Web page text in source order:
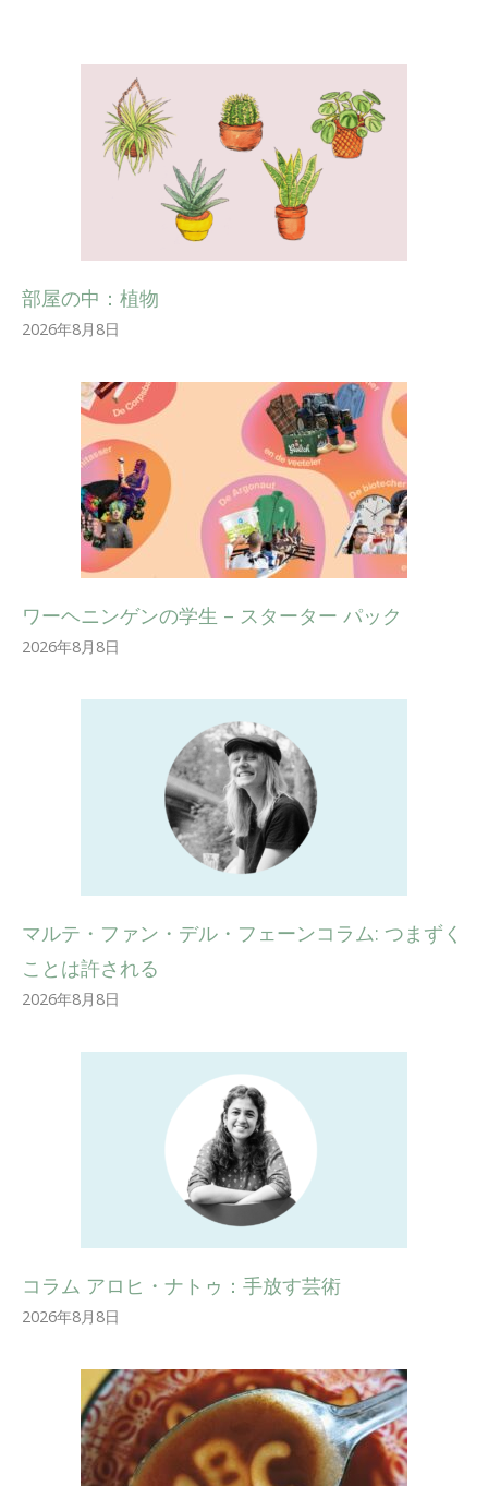
部屋の中：植物
2026年8月8日
ワーヘニンゲンの学生 – スターター パック
2026年8月8日
マルテ・ファン・デル・フェーンコラム: つまずく
ことは許される
2026年8月8日
コラム アロヒ・ナトゥ：手放す芸術
2026年8月8日